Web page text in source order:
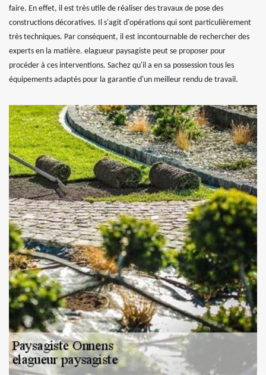
faire. En effet, il est très utile de réaliser des travaux de pose des
constructions décoratives. Il s'agit d'opérations qui sont particulièrement
très techniques. Par conséquent, il est incontournable de rechercher des
experts en la matière. elagueur paysagiste peut se proposer pour
procéder à ces interventions. Sachez qu'il a en sa possession tous les
équipements adaptés pour la garantie d'un meilleur rendu de travail.